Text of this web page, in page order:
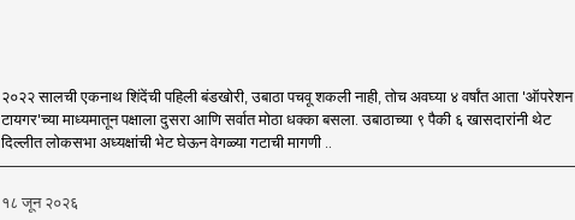
२०२२ सालची एकनाथ शिंदेंची पहिली बंडखोरी, उबाठा पचवू शकली नाही, तोच अवघ्या ४ वर्षांत आता 'ऑपरेशन
टायगर'च्या माध्यमातून पक्षाला दुसरा आणि सर्वात मोठा धक्का बसला. उबाठाच्या ९ पैकी ६ खासदारांनी थेट
दिल्लीत लोकसभा अध्यक्षांची भेट घेऊन वेगळ्या गटाची मागणी ..
१८ जून २०२६